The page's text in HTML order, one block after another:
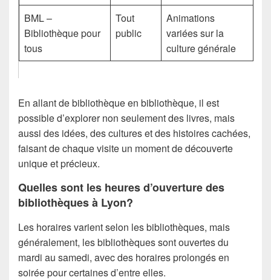
BML –
Bibliothèque pour
tous
Tout
public
Animations
variées sur la
culture générale
En allant de bibliothèque en bibliothèque, il est
possible d’explorer non seulement des livres, mais
aussi des idées, des cultures et des histoires cachées,
faisant de chaque visite un moment de découverte
unique et précieux.
Quelles sont les heures d’ouverture des
bibliothèques à Lyon?
Les horaires varient selon les bibliothèques, mais
généralement, les bibliothèques sont ouvertes du
mardi au samedi, avec des horaires prolongés en
soirée pour certaines d’entre elles.